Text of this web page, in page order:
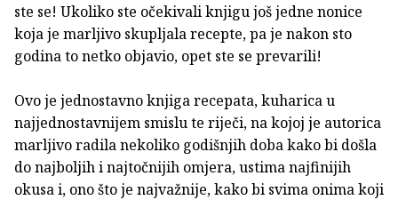
ste se! Ukoliko ste očekivali knjigu još jedne nonice
koja je marljivo skupljala recepte, pa je nakon sto
godina to netko objavio, opet ste se prevarili!
Ovo je jednostavno knjiga recepata, kuharica u
najjednostavnijem smislu te riječi, na kojoj je autorica
marljivo radila nekoliko godišnjih doba kako bi došla
do najboljih i najtočnijih omjera, ustima najfinijih
okusa i, ono što je najvažnije, kako bi svima onima koji